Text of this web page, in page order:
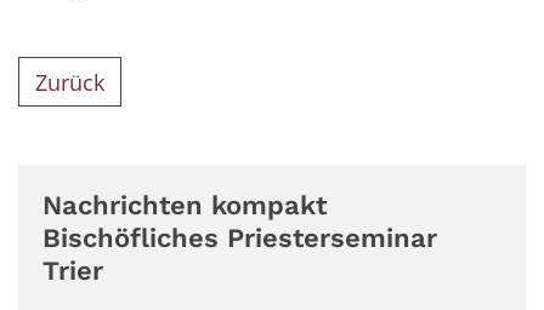
Zurück
Nachrichten kompakt
Bischöfliches Priesterseminar
Trier